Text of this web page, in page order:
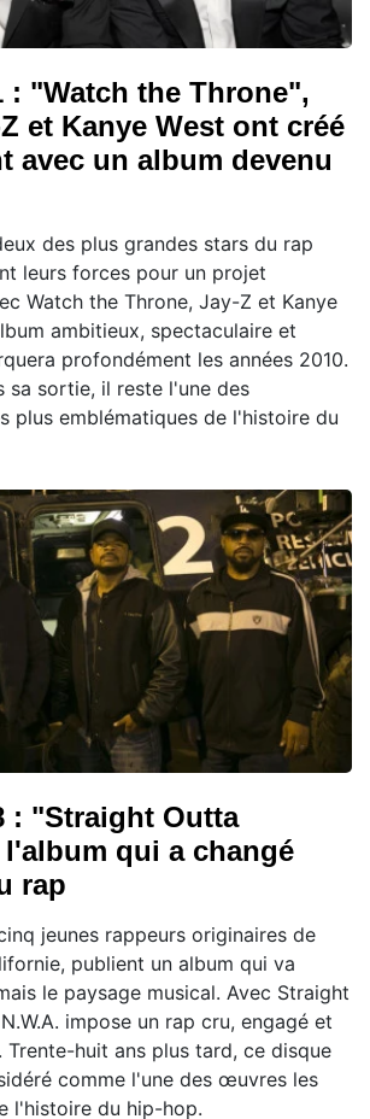
: "Watch the Throne",
et Kanye West ont créé
avec un album devenu
des plus grandes stars du rap
leurs forces pour un projet
Watch the Throne, Jay-Z et Kanye
ambitieux, spectaculaire et
profondément les années 2010.
sa sortie, il reste l'une des
plus emblématiques de l'histoire du
: "Straight Outta
qui a changé
rap
jeunes rappeurs originaires de
publient un album qui va
le paysage musical. Avec Straight
impose un rap cru, engagé et
Trente-huit ans plus tard, ce disque
comme l'une des œuvres les
l'histoire du hip-hop.